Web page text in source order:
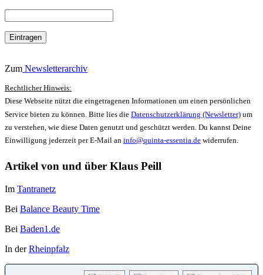
Zum Newsletterarchiv
Rechtlicher Hinweis:
Diese Webseite nützt die eingetragenen Informationen um einen persönlichen
Service bieten zu können. Bitte lies die Datenschutzerklärung (Newsletter) um
zu verstehen, wie diese Daten genutzt und geschützt werden. Du kannst Deine
Einwilligung jederzeit per E-Mail an info@quinta-essentia.de widerrufen.
Artikel von und über Klaus Peill
Im Tantranetz
Bei Balance Beauty Time
Bei Baden1.de
In derRheinpfalz